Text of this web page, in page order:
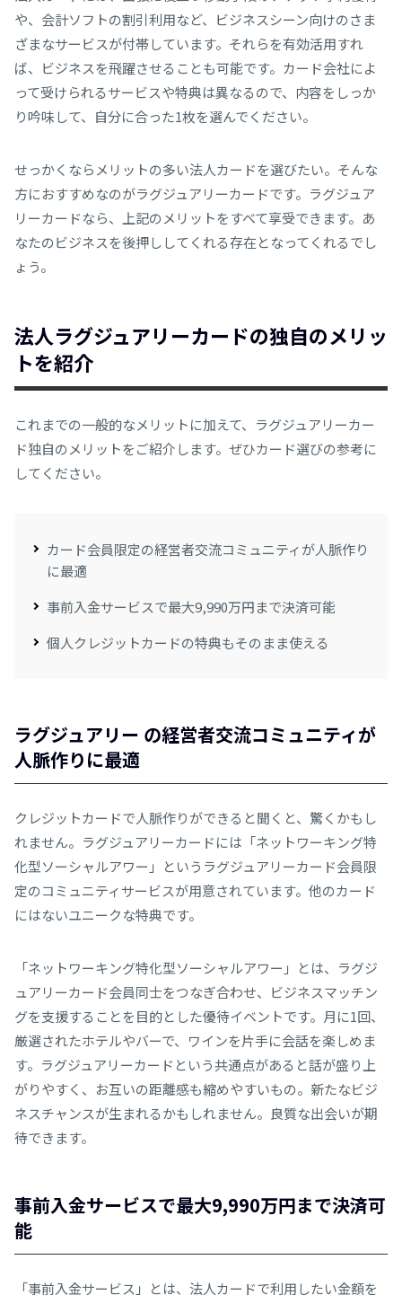
や、会計ソフトの割引利用など、ビジネスシーン向けのさま
ざまなサービスが付帯しています。それらを有効活用すれ
ば、ビジネスを飛躍させることも可能です。カード会社によ
って受けられるサービスや特典は異なるので、内容をしっか
り吟味して、自分に合った1枚を選んでください。
せっかくならメリットの多い法人カードを選びたい。そんな
方におすすめなのがラグジュアリーカードです。ラグジュア
リーカードなら、上記のメリットをすべて享受できます。あ
なたのビジネスを後押ししてくれる存在となってくれるでし
ょう。
法人ラグジュアリーカードの独自のメリッ
トを紹介
これまでの一般的なメリットに加えて、ラグジュアリーカー
ド独自のメリットをご紹介します。ぜひカード選びの参考に
してください。
カード会員限定の経営者交流コミュニティが人脈作り
に最適
事前入金サービスで最大9,990万円まで決済可能
個人クレジットカードの特典もそのまま使える
ラグジュアリー の経営者交流コミュニティが
人脈作りに最適
クレジットカードで人脈作りができると聞くと、驚くかもし
れません。ラグジュアリーカードには「ネットワーキング特
化型ソーシャルアワー」というラグジュアリーカード会員限
定のコミュニティサービスが用意されています。他のカード
にはないユニークな特典です。
「ネットワーキング特化型ソーシャルアワー」とは、ラグジ
ュアリーカード会員同士をつなぎ合わせ、ビジネスマッチン
グを支援することを目的とした優待イベントです。月に1回、
厳選されたホテルやバーで、ワインを片手に会話を楽しめま
す。ラグジュアリーカードという共通点があると話が盛り上
がりやすく、お互いの距離感も縮めやすいもの。新たなビジ
ネスチャンスが生まれるかもしれません。良質な出会いが期
待できます。
事前入金サービスで最大9,990万円まで決済可
能
「事前入金サービス」とは、法人カードで利用したい金額を